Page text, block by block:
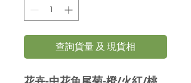
查詢貨量 及 現貨相